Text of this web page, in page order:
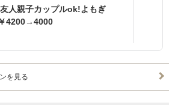
友人親子カップルok!よもぎ
4200→4000
を見る